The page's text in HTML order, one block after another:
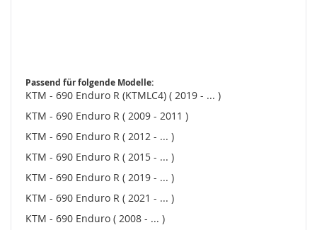
Passend für folgende Modelle:
KTM - 690 Enduro R (KTMLC4) ( 2019 - ... )
KTM - 690 Enduro R ( 2009 - 2011 )
KTM - 690 Enduro R ( 2012 - ... )
KTM - 690 Enduro R ( 2015 - ... )
KTM - 690 Enduro R ( 2019 - ... )
KTM - 690 Enduro R ( 2021 - ... )
KTM - 690 Enduro ( 2008 - ... )